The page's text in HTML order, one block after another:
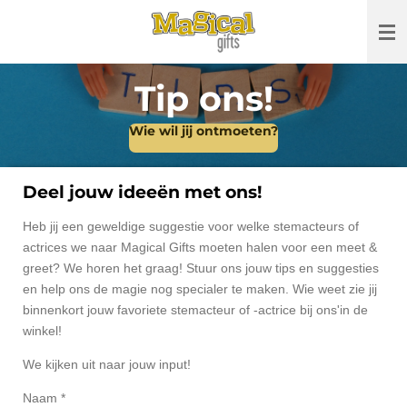
Tip ons!
Wie wil jij ontmoeten?
Deel jouw ideeën met ons!
Heb jij een geweldige suggestie voor welke stemacteurs of
actrices we naar Magical Gifts moeten halen voor een meet &
greet? We horen het graag! Stuur ons jouw tips en suggesties
en help ons de magie nog specialer te maken. Wie weet zie jij
binnenkort jouw favoriete stemacteur of -actrice bij ons'in de
winkel!
We kijken uit naar jouw input!
Naam *